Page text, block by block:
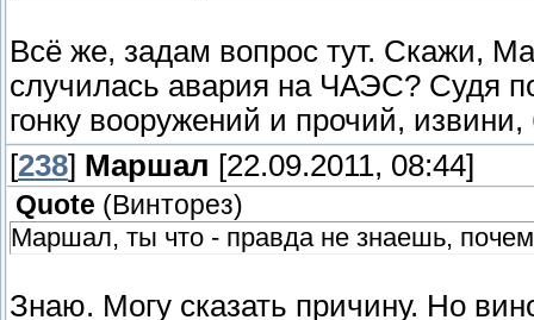
Всё же, задам вопрос тут. Скажи,
случилась авария на ЧАЭС? Судя
гонку вооружений и прочий,
[238] Маршал [22.09.2011, 08:44]
Quote ( Винторез)
Маршал, ты что - правда не знаешь,
Знаю. Могу сказать причину. Но